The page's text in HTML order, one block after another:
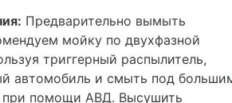
Предварительно вымыть
мойку по двухфазной
триггерный распылитель,
автомобиль и смыть под
при помощи АВД. Высушить